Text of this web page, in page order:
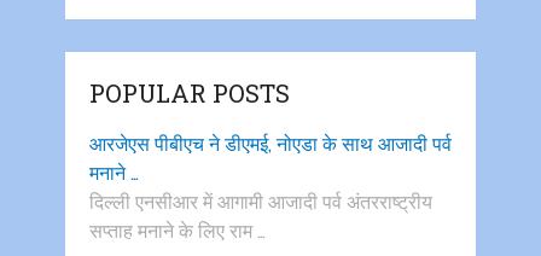
POPULAR POSTS
आरजेएस पीबीएच ने डीएमई, नोएडा के साथ आजादी पर्व
मनाने …
दिल्ली एनसीआर में आगामी आजादी पर्व अंतरराष्ट्रीय
सप्ताह मनाने के लिए राम …